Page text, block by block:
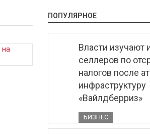
ПОПУЛЯРНОЕ
Власти изучают
селлеров по
налогов после
инфраструктуру
«Вайлдберриз»
БИЗНЕС